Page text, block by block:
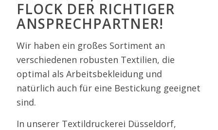
FLOCK DER RICHTIGER
ANSPRECHPARTNER!
Wir haben ein großes Sortiment an
verschiedenen robusten Textilien, die
optimal als Arbeitsbekleidung und
natürlich auch für eine Bestickung geeignet
sind.
In unserer Textildruckerei Düsseldorf,